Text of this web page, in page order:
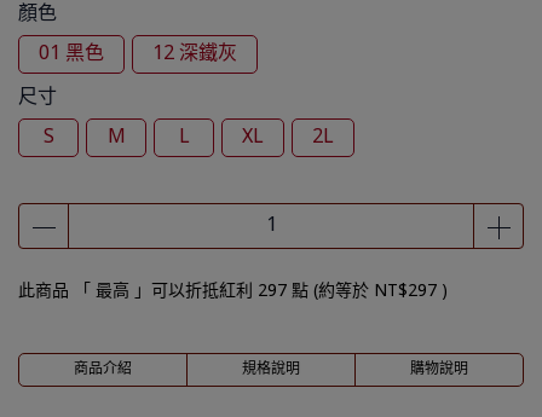
顏色
01 黑色
12 深鐵灰
尺寸
S
M L XL 2L
此商品 「 最高 」可以折抵紅利 297 點 (約等於 NT$297 )
商品介紹 規格說明 購物說明